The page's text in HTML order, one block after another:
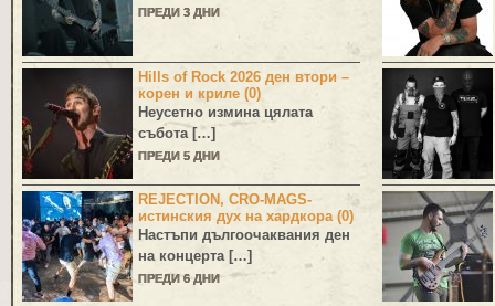
ПРЕДИ 3 ДНИ
Hills of Rock 2026 ден втори –
корен и криле (0)
Неусетно измина цялата
събота […]
ПРЕДИ 5 ДНИ
REJECTION, CRO-MAGS-
истинския дух на хардкора (0)
Настъпи дългоочаквания ден
на концерта […]
ПРЕДИ 6 ДНИ